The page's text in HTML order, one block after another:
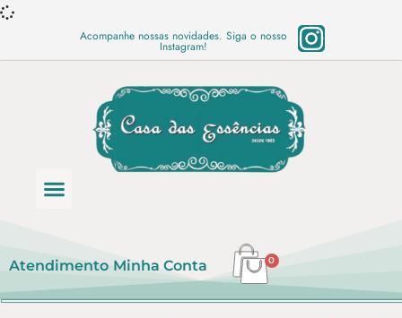
Acompanhe nossas novidades. Siga o nosso
Instagram!
Atendimento Minha Conta 0